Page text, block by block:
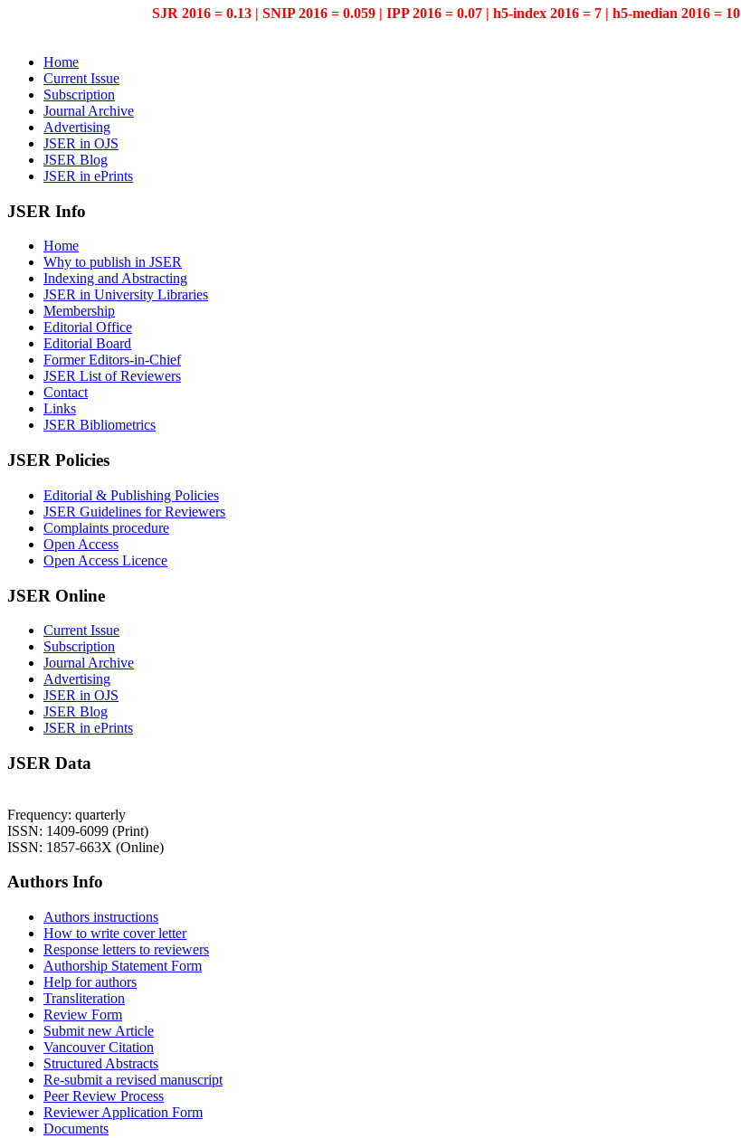
SJR 2016 = 0.13 | SNIP 2016 = 0.059 | IPP 2016 = 0.07 | h5-index 2016 = 7 | h5-median 2016 = 10
Home
Current Issue
Subscription
Journal Archive
Advertising
JSER in OJS
JSER Blog
JSER in ePrints
JSER Info
Home
Why to publish in JSER
Indexing and Abstracting
JSER in University Libraries
Membership
Editorial Office
Editorial Board
Former Editors-in-Chief
JSER List of Reviewers
Contact
Links
JSER Bibliometrics
JSER Policies
Editorial & Publishing Policies
JSER Guidelines for Reviewers
Complaints procedure
Open Access
Open Access Licence
JSER Online
Current Issue
Subscription
Journal Archive
Advertising
JSER in OJS
JSER Blog
JSER in ePrints
JSER Data
Frequency: quarterly
ISSN: 1409-6099 (Print)
ISSN: 1857-663X (Online)
Authors Info
Authors instructions
How to write cover letter
Response letters to reviewers
Authorship Statement Form
Help for authors
Transliteration
Review Form
Submit new Article
Vancouver Citation
Structured Abstracts
Re-submit a revised manuscript
Peer Review Process
Reviewer Application Form
Documents